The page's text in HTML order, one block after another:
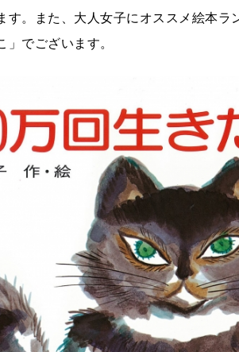
す。また、大人女子にオススメ絵本ラ
でございます。